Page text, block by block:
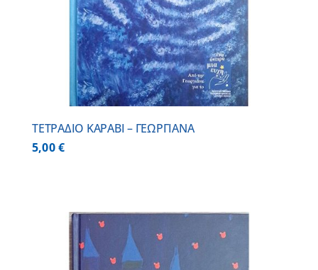
ΤΕΤΡΑΔΙΟ ΚΑΡΑΒΙ – ΓΕΩΡΓΙΑΝΑ
5,00€